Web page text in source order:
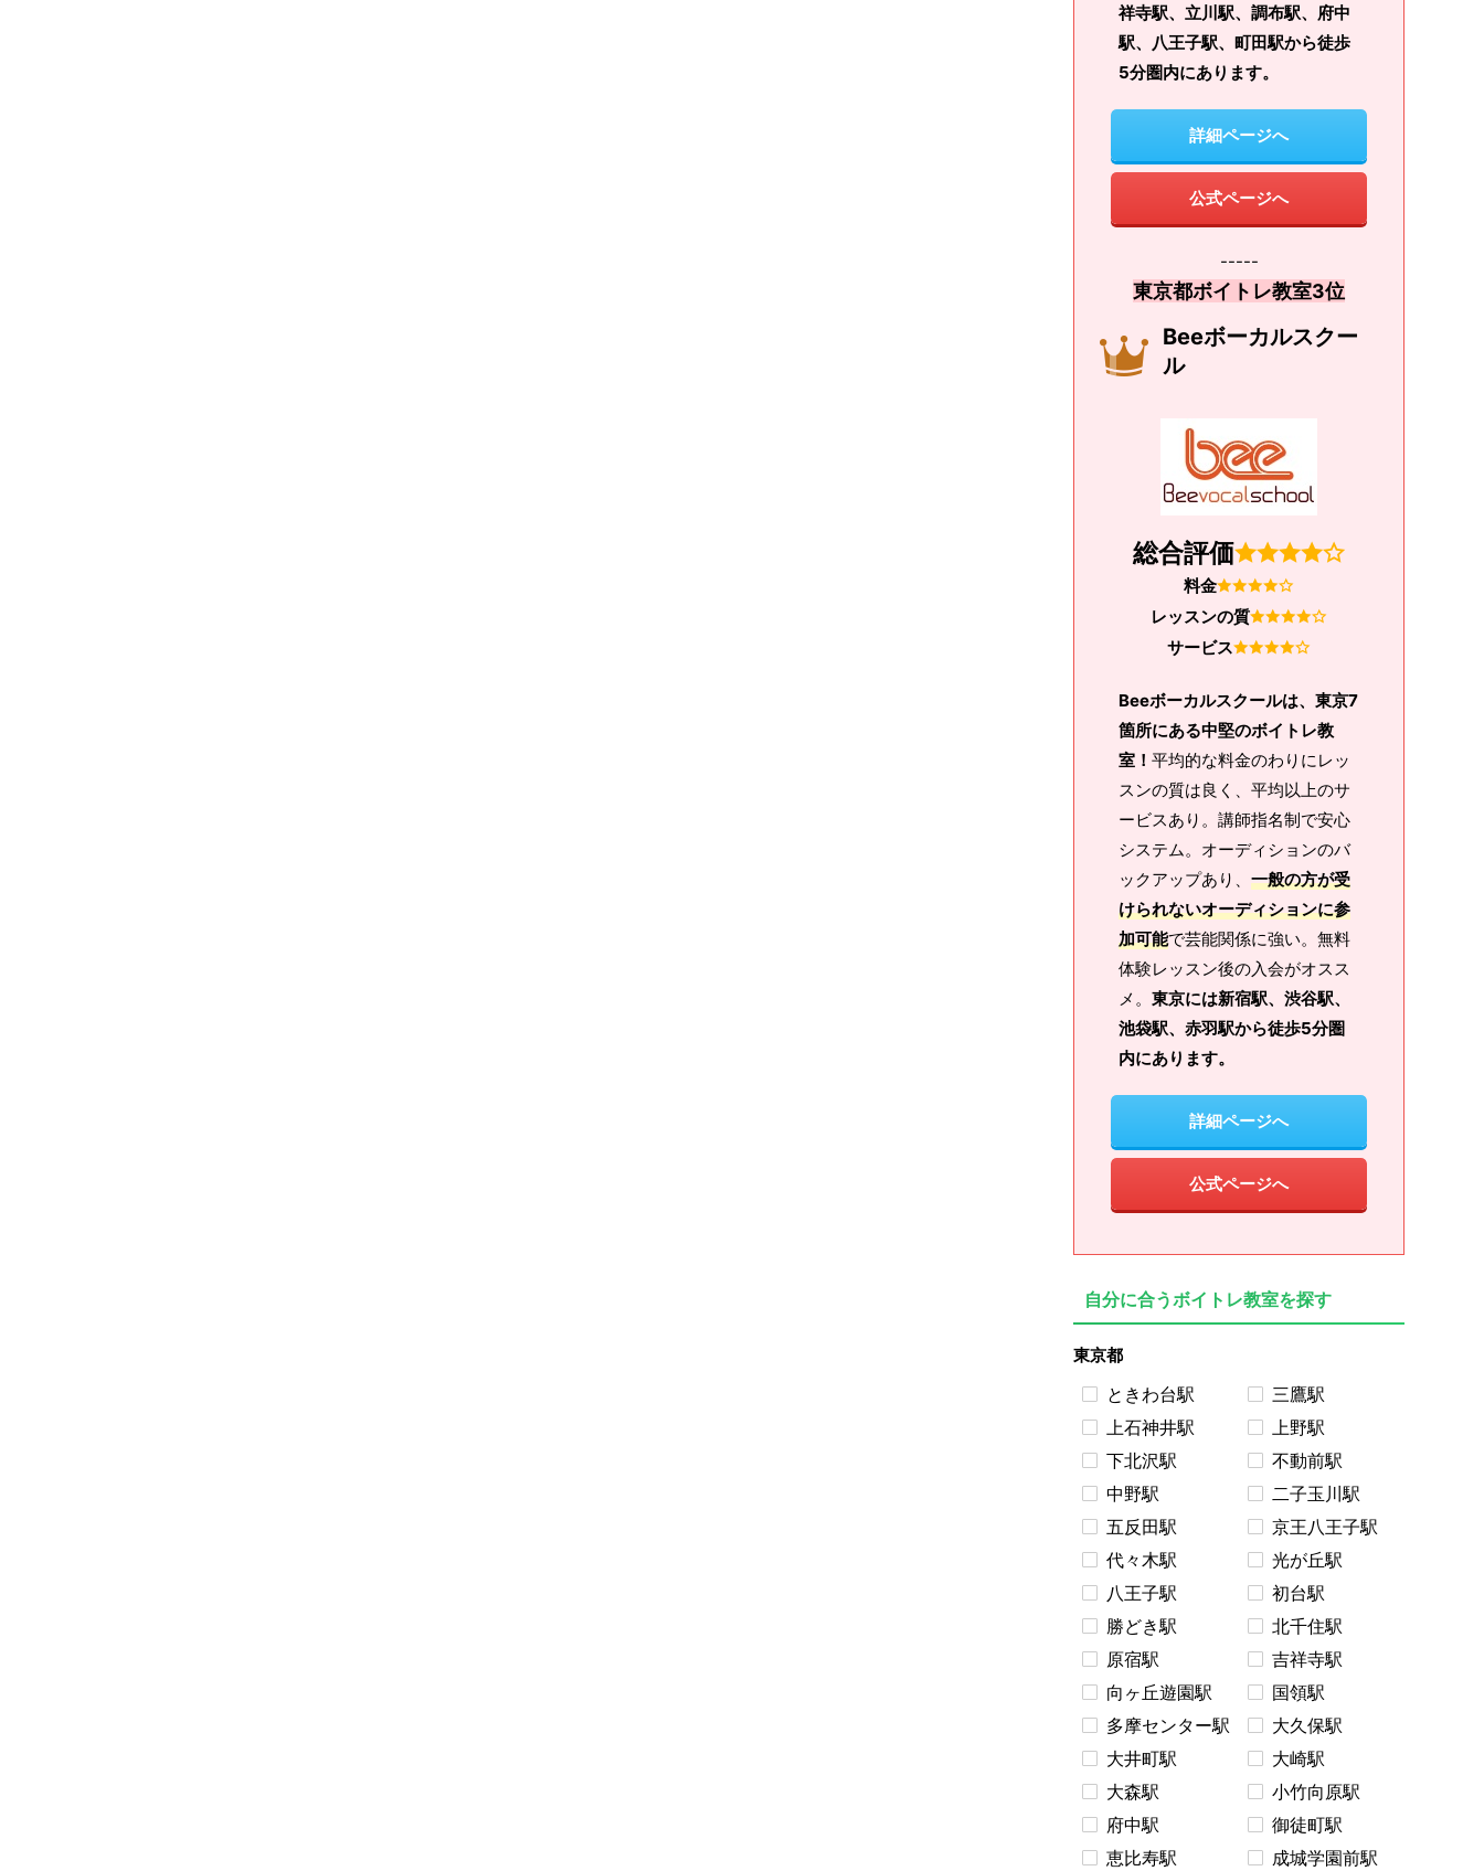
祥寺駅、立川駅、調布駅、府中
駅、八王子駅、町田駅から徒歩
5分圏内にあります。
詳細ページへ
公式ページへ
-----
東京都ボイトレ教室3位
Beeボーカルスクー
ル
総合評価
料金
レッスンの質
サービス
Beeボーカルスクールは、東京7
箇所にある中堅のボイトレ教
室！ 平均的な料金のわりにレッ
スンの質は良く、平均以上のサ
ービスあり。講師指名制で安心
システム。オーディションのバ
ックアップあり、 一般の方が受
けられないオーディションに参
加可能で芸能関係に強い。無料
体験レッスン後の入会がオスス
メ。 東京には新宿駅、渋谷駅、
池袋駅、赤羽駅から徒歩5分圏
内にあります。
詳細ページへ
公式ページへ
自分に合うボイトレ教室を探す
東京都
ときわ台駅
三鷹駅
上石神井駅
上野駅
下北沢駅
不動前駅
中野駅
二子玉川駅
五反田駅
京王八王子駅
代々木駅
光が丘駅
八王子駅
初台駅
勝どき駅
北千住駅
原宿駅
吉祥寺駅
向ヶ丘遊園駅
国領駅
多摩センター駅
大久保駅
大井町駅
大崎駅
大森駅
小竹向原駅
府中駅
御徒町駅
恵比寿駅
成城学園前駅